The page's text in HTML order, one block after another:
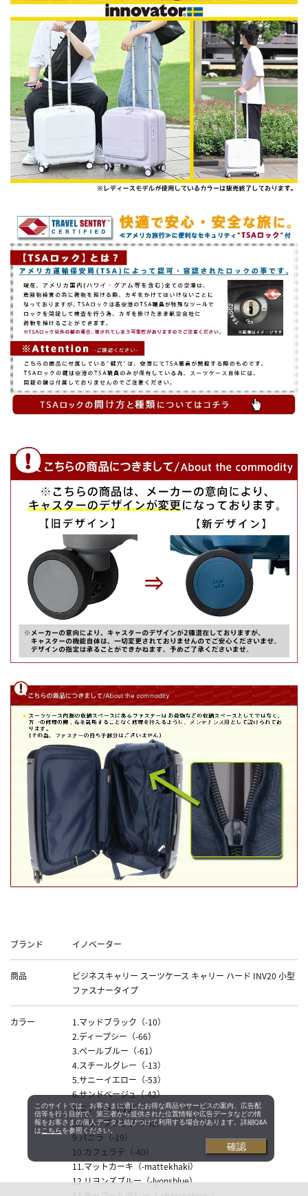
ブランド
イノベーター
商品
ビジネスキャリー スーツケース キャリー ハード INV20 小型
ファスナータイプ
カラー
1.マッドブラック（-10）
2.ディープシー（-66）
3.ペールブルー（-61）
4.スチールグレー（-13）
5.サニーイエロー（-53）
6.サンドベージュ（-42）
7.ストーン（-15）
8.オリーブドラブ（-55）
9.バニラ（-19）
10.カフェラテ（-40）
11.マットカーキ（-mattekhaki）
12.リヨンズブルー（-lyonsblue）
このサイトでは、お客さまに適したお得な商品やサービスの案内、広告配
信等を行う目的で、第三者から提供された位置情報や広告データなどの情
報をお客さまの個人データと結びつけて利用する場合があります。詳細Q&A
は こちらを参照ください。
確認